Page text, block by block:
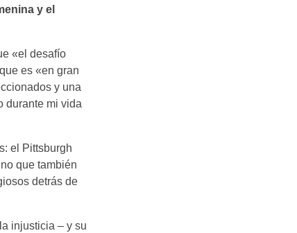
y el
«el desafío
es «en gran
y una
durante mi vida
el Pittsburgh
que también
detrás de
injusticia – y su